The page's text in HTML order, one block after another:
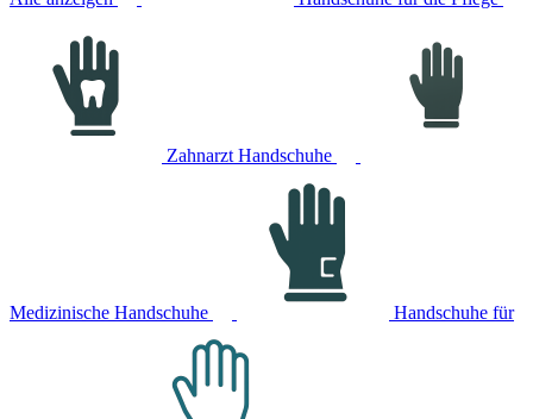
Zahnarzt Handschuhe
Medizinische Handschuhe Handschuhe für